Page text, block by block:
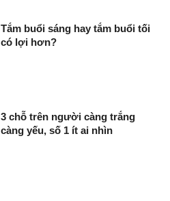
Tắm buổi sáng hay tắm buổi tối
có lợi hơn?
3 chỗ trên người càng trắng
càng yếu, số 1 ít ai nhìn